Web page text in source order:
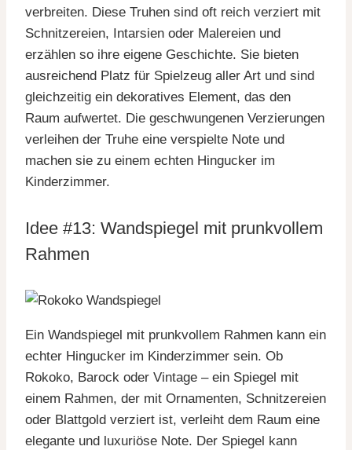
verbreiten. Diese Truhen sind oft reich verziert mit
Schnitzereien, Intarsien oder Malereien und
erzählen so ihre eigene Geschichte. Sie bieten
ausreichend Platz für Spielzeug aller Art und sind
gleichzeitig ein dekoratives Element, das den
Raum aufwertet. Die geschwungenen Verzierungen
verleihen der Truhe eine verspielte Note und
machen sie zu einem echten Hingucker im
Kinderzimmer.
Idee #13: Wandspiegel mit prunkvollem
Rahmen
Ein Wandspiegel mit prunkvollem Rahmen kann ein
echter Hingucker im Kinderzimmer sein. Ob
Rokoko, Barock oder Vintage – ein Spiegel mit
einem Rahmen, der mit Ornamenten, Schnitzereien
oder Blattgold verziert ist, verleiht dem Raum eine
elegante und luxuriöse Note. Der Spiegel kann